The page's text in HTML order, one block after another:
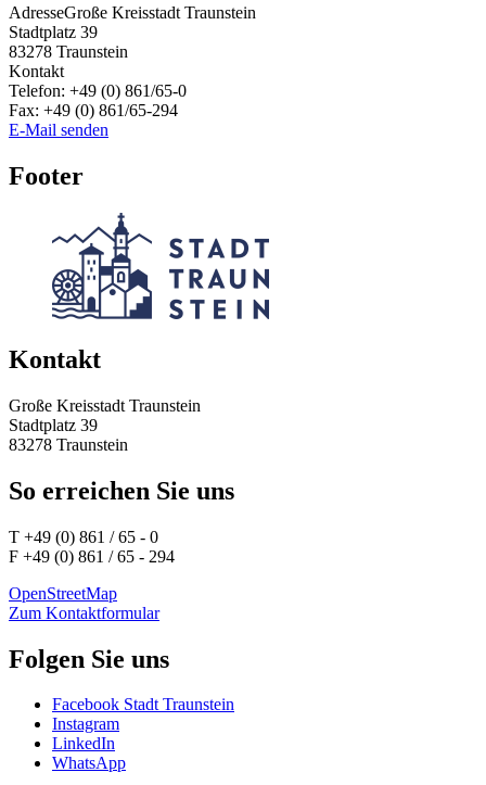
AdresseGroße Kreisstadt Traunstein
Stadtplatz 39
83278 Traunstein
Kontakt
Telefon: +49 (0) 861/65-0
Fax: +49 (0) 861/65-294
E-Mail senden
Footer
Kontakt
Große Kreisstadt Traunstein
Stadtplatz 39
83278 Traunstein
So erreichen Sie uns
T +49 (0) 861 / 65 - 0
F +49 (0) 861 / 65 - 294
OpenStreetMap
Zum Kontaktformular
Folgen Sie uns
Facebook Stadt Traunstein
Instagram
LinkedIn
WhatsApp